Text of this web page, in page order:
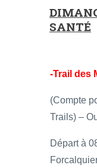
SANTÉ
-Trail des
(Compte
Trails) –
Départ à